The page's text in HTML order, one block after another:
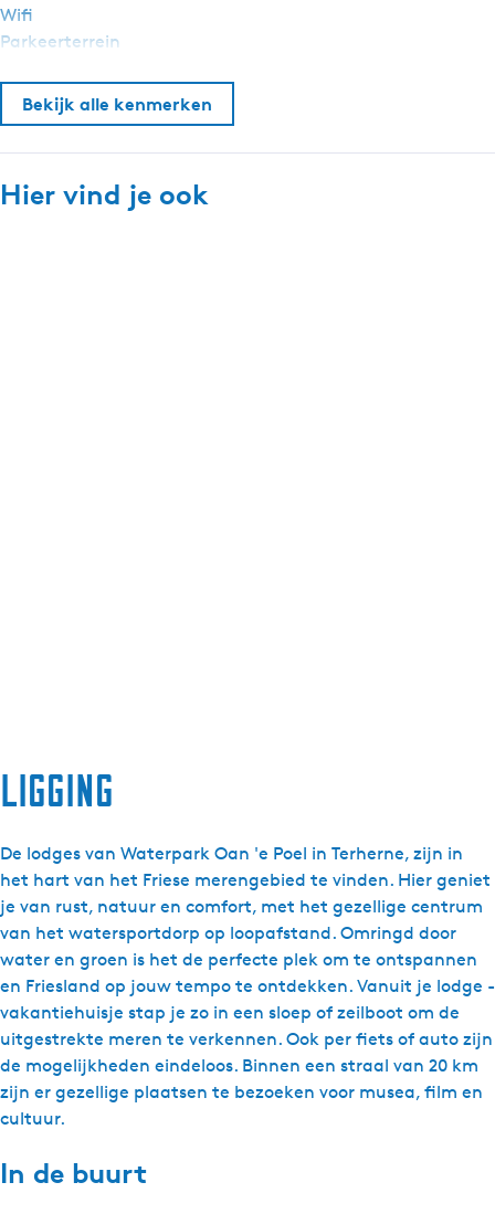
s e
Wifi
Parkeerterrein
Bekijk alle kenmerken
Hier vind je ook
Ligging
De lodges van Waterpark Oan 'e Poel in Terherne, zijn in
het hart van het Friese merengebied te vinden. Hier geniet
je van rust, natuur en comfort, met het gezellige centrum
van het watersportdorp op loopafstand. Omringd door
water en groen is het de perfecte plek om te ontspannen
en Friesland op jouw tempo te ontdekken. Vanuit je lodge -
vakantiehuisje stap je zo in een sloep of zeilboot om de
uitgestrekte meren te verkennen. Ook per fiets of auto zijn
de mogelijkheden eindeloos. Binnen een straal van 20 km
zijn er gezellige plaatsen te bezoeken voor musea, film en
cultuur.
In de buurt